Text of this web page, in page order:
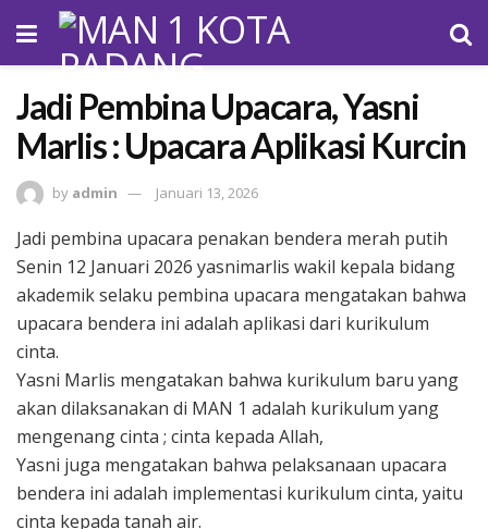
Jadi Pembina Upacara, Yasni
Marlis : Upacara Aplikasi Kurcin
by admin Januari 13, 2026
Jadi pembina upacara penakan bendera merah putih
Senin 12 Januari 2026 yasnimarlis wakil kepala bidang
akademik selaku pembina upacara mengatakan bahwa
upacara bendera ini adalah aplikasi dari kurikulum
cinta.
Yasni Marlis mengatakan bahwa kurikulum baru yang
akan dilaksanakan di MAN 1 adalah kurikulum yang
mengenang cinta ; cinta kepada Allah,
Yasni juga mengatakan bahwa pelaksanaan upacara
bendera ini adalah implementasi kurikulum cinta, yaitu
cinta kepada tanah air.